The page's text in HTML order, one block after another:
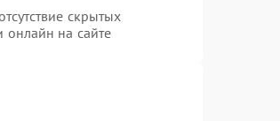
скрытых
онлайн на сайте